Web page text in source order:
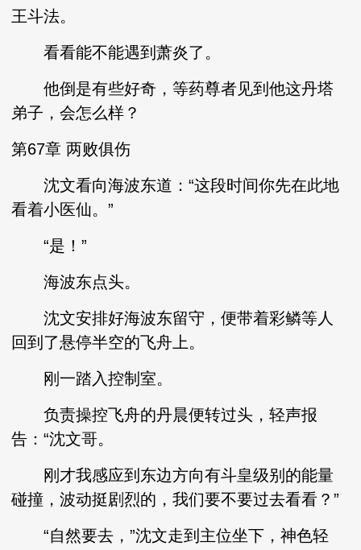
王斗法。
看看能不能遇到萧炎了。
他倒是有些好奇，等药尊者见到他这丹塔
弟子，会怎么样？
第67章 两败俱伤
沈文看向海波东道：“这段时间你先在此地
看着小医仙。”
“是！”
海波东点头。
沈文安排好海波东留守，便带着彩鳞等人
回到了悬停半空的飞舟上。
刚一踏入控制室。
负责操控飞舟的丹晨便转过头，轻声报
告：“沈文哥。
刚才我感应到东边方向有斗皇级别的能量
碰撞，波动挺剧烈的，我们要不要过去看看？”
“自然要去，”沈文走到主位坐下，神色轻